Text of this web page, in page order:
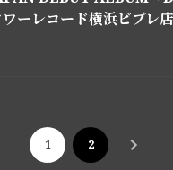
ーレコード横浜ビブレ店
1 2